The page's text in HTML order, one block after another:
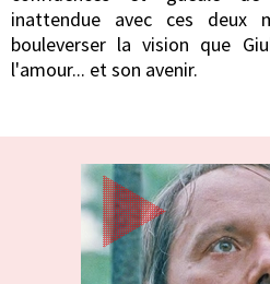
inattendue avec ces deux
bouleverser la vision que
l'amour... et son avenir.